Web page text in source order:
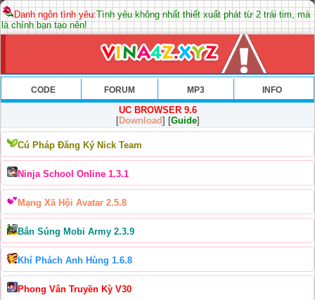
Danh ngôn tình yêu:Tình yêu không nhất thiết xuất phát từ 2 trái tim, mà
là chính bạn tạo nên!
CODE FORUM MP3 INFO
UC BROWSER 9.6
[Download] [Guide]
Cú Pháp Đăng Ký Nick Team
Ninja School Online 1.3.1
Mạng Xã Hội Avatar 2.5.8
Bắn Súng Mobi Army 2.3.9
Khí Phách Anh Hùng 1.6.8
Phong Vân Truyền Kỳ V30